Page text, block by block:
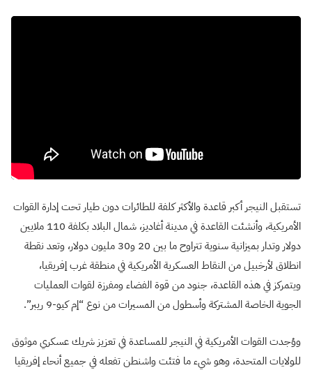
تستقبل النيجر أكبر قاعدة والأكثر كلفة للطائرات دون طيار تحت إدارة القوات
الأمريكية، وأنشئت القاعدة في مدينة أغاديز، شمال البلاد بكلفة 110 ملايين
دولار وتدار بميزانية سنوية تتراوح ما بين 20 و30 مليون دولار، وتعد نقطة
انطلاق لأرخبيل من النقاط العسكرية الأمريكية في منطقة غرب إفريقيا،
ويتمركز في هذه القاعدة، جنود من قوة الفضاء ومفرزة لقوات العمليات
الجوية الخاصة المشتركة وأسطول من المسيرات من نوع “إم كيو-9 ريبر”.
ووُجدت القوات الأمريكية في النيجر للمساعدة في تعزيز شريك عسكري موثوق
للولايات المتحدة، وهو شيء ما فتئت واشنطن تفعله في جميع أنحاء إفريقيا